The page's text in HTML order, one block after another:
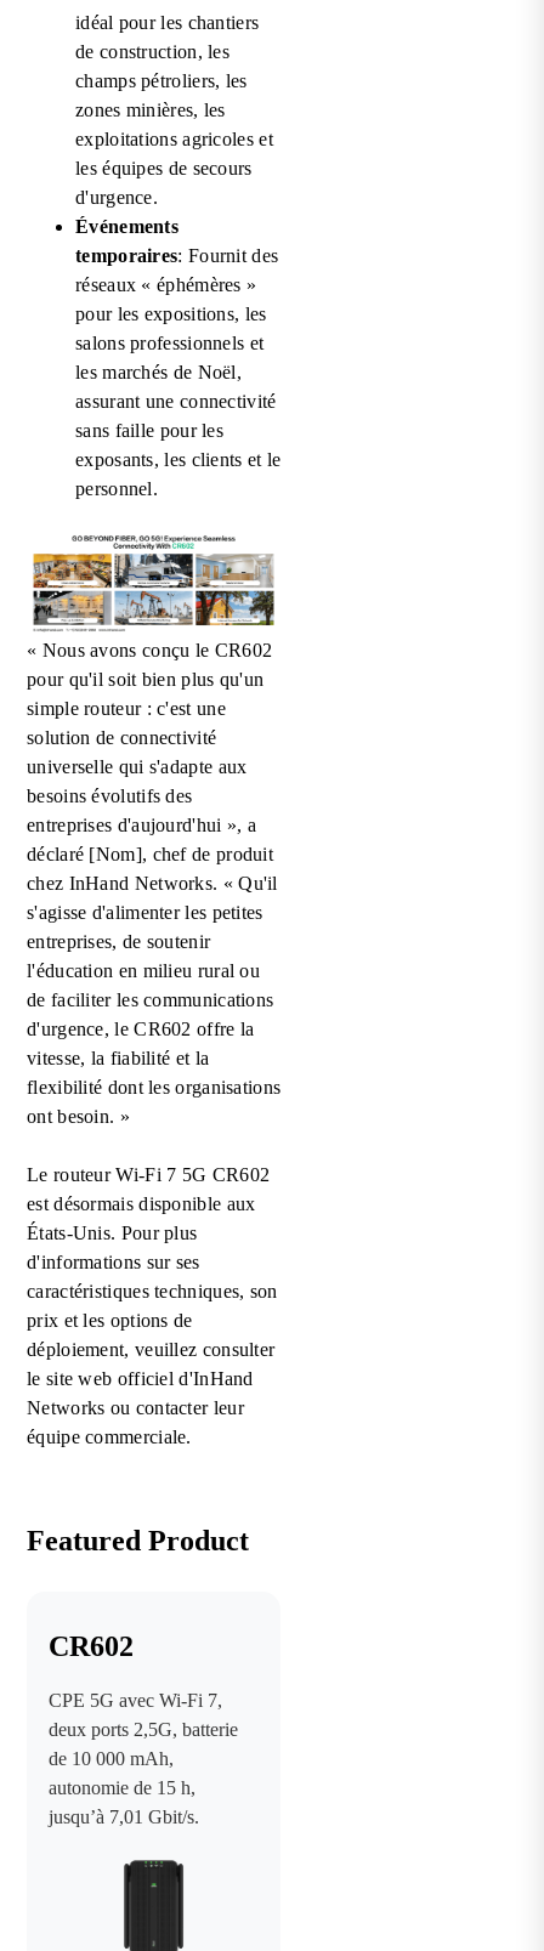
idéal pour les chantiers
de construction, les
champs pétroliers, les
zones minières, les
exploitations agricoles et
les équipes de secours
d'urgence.
Événements
temporaires: Fournit des
réseaux « éphémères »
pour les expositions, les
salons professionnels et
les marchés de Noël,
assurant une connectivité
sans faille pour les
exposants, les clients et le
personnel.
« Nous avons conçu le CR602
pour qu'il soit bien plus qu'un
simple routeur : c'est une
solution de connectivité
universelle qui s'adapte aux
besoins évolutifs des
entreprises d'aujourd'hui », a
déclaré [Nom], chef de produit
chez InHand Networks. « Qu'il
s'agisse d'alimenter les petites
entreprises, de soutenir
l'éducation en milieu rural ou
de faciliter les communications
d'urgence, le CR602 offre la
vitesse, la fiabilité et la
flexibilité dont les organisations
ont besoin. »
Le routeur Wi-Fi 7 5G CR602
est désormais disponible aux
États-Unis. Pour plus
d'informations sur ses
caractéristiques techniques, son
prix et les options de
déploiement, veuillez consulter
le site web officiel d'InHand
Networks ou contacter leur
équipe commerciale.
Featured Product
CR602
CPE 5G avec Wi-Fi 7,
deux ports 2,5G, batterie
de 10 000 mAh,
autonomie de 15 h,
jusqu’à 7,01 Gbit/s.